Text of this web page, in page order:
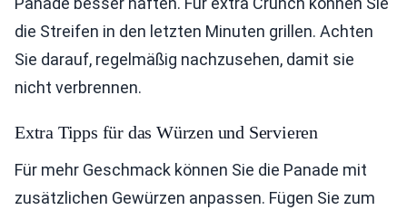
die Streifen in den letzten Minuten grillen. Achten
Sie darauf, regelmäßig nachzusehen, damit sie
nicht verbrennen.
Extra Tipps für das Würzen und Servieren
Für mehr Geschmack können Sie die Panade mit
zusätzlichen Gewürzen anpassen. Fügen Sie zum